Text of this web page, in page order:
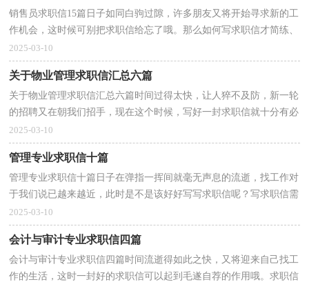
销售员求职信15篇日子如同白驹过隙，许多朋友又将开始寻求新的工
作机会，这时候可别把求职信给忘了哦。那么如何写求职信才简练、
明确呢？以下是小编为大家整理的销售员求职信，欢迎...
2025-03-10
关于物业管理求职信汇总六篇
关于物业管理求职信汇总六篇时间过得太快，让人猝不及防，新一轮
的招聘又在朝我们招手，现在这个时候，写好一封求职信就十分有必
要了！相信许多人会觉得求职信很难写吧，下面是小编帮大...
2025-03-10
管理专业求职信十篇
管理专业求职信十篇日子在弹指一挥间就毫无声息的流逝，找工作对
于我们说已越来越近，此时是不是该好好写写求职信呢？写求职信需
要注意哪些问题呢？下面是小编帮大家整理的管理专业...
2025-03-10
会计与审计专业求职信四篇
会计与审计专业求职信四篇时间流逝得如此之快，又将迎来自己找工
作的生活，这时一封好的求职信可以起到毛遂自荐的作用哦。求职信